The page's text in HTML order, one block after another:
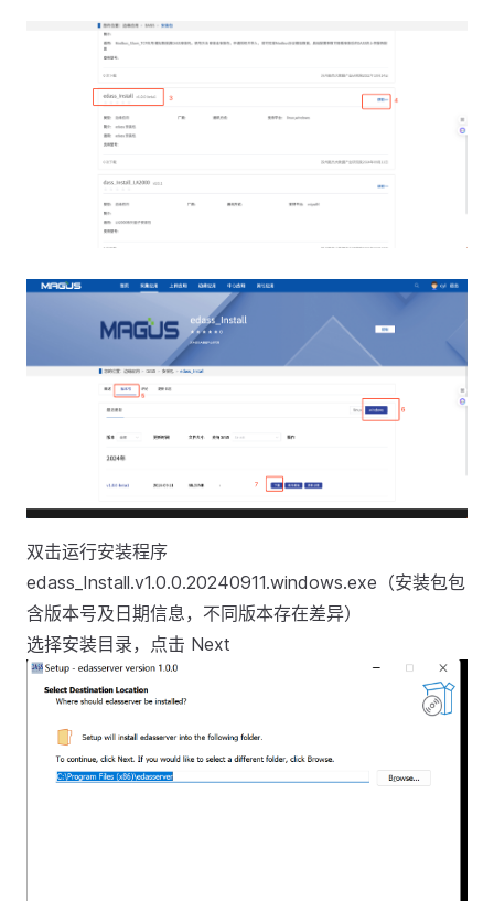
双击运行安装程序
edass_Install.v1.0.0.20240911.windows.exe（安装包包
含版本号及日期信息，不同版本存在差异）
选择安装目录，点击 Next